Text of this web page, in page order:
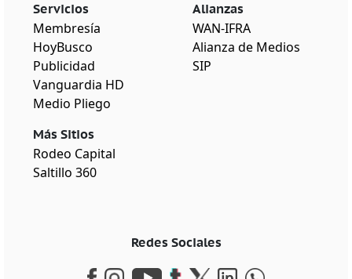
Servicios
Membresía
HoyBusco
Publicidad
Vanguardia HD
Medio Pliego
Más Sitios
Rodeo Capital
Saltillo 360
Alianzas
WAN-IFRA
Alianza de Medios
SIP
Redes Sociales